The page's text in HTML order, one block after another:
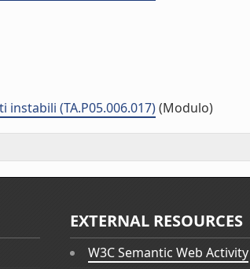
(TA.P05.006.017)(Modulo)
EXTERNAL RESOURCES
W3C Semantic Web Activity